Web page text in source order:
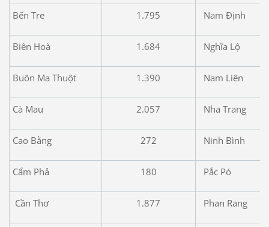
Bến Tre 1.795 Nam Định
Biên Hoà 1.684 Nghĩa Lộ
Buôn Ma Thuột 1.390 Nam Liên
Cà Mau 2.057 Nha Trang
Cao Bằng 272 Ninh Bình
Cẩm Phả 180 Pắc Pó
Cần Thơ 1.877 Phan Rang